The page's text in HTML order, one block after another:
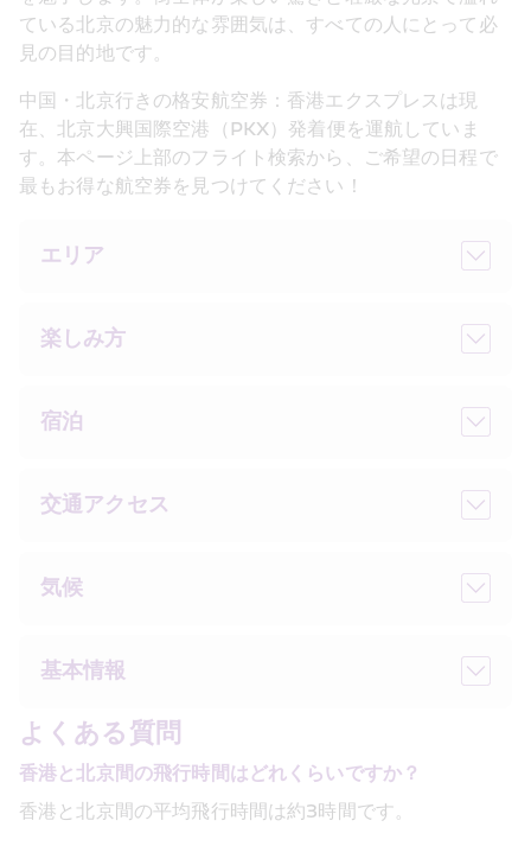
ている北京の魅力的な雰囲気は、すべての人にとって必
見の目的地です。
中国・北京行きの格安航空券：香港エクスプレスは現
在、北京大興国際空港（PKX）発着便を運航していま
す。本ページ上部のフライト検索から、ご希望の日程で
最もお得な航空券を見つけてください！
エリア
楽しみ方
宿泊
交通アクセス
気候
基本情報
よくある質問
香港と北京間の飛行時間はどれくらいですか？
香港と北京間の平均飛行時間は約3時間です。